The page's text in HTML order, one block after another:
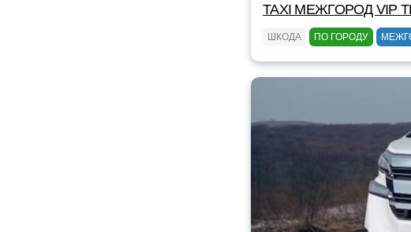
TAXI МЕЖГОРОД VIP
ШКОДА ПО ГОРОДУ